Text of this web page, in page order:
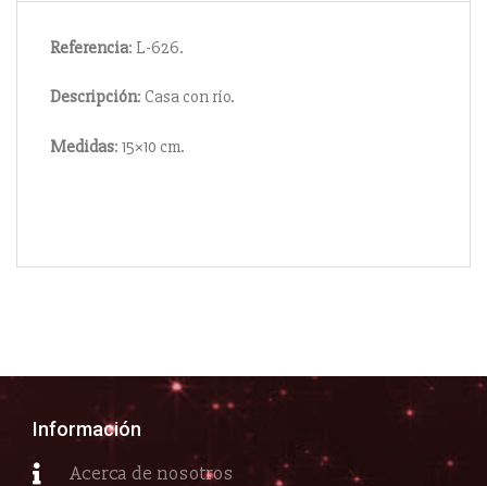
Referencia: L-626.
Descripción: Casa con río.
Medidas: 15×10 cm.
Información
Acerca de nosotros